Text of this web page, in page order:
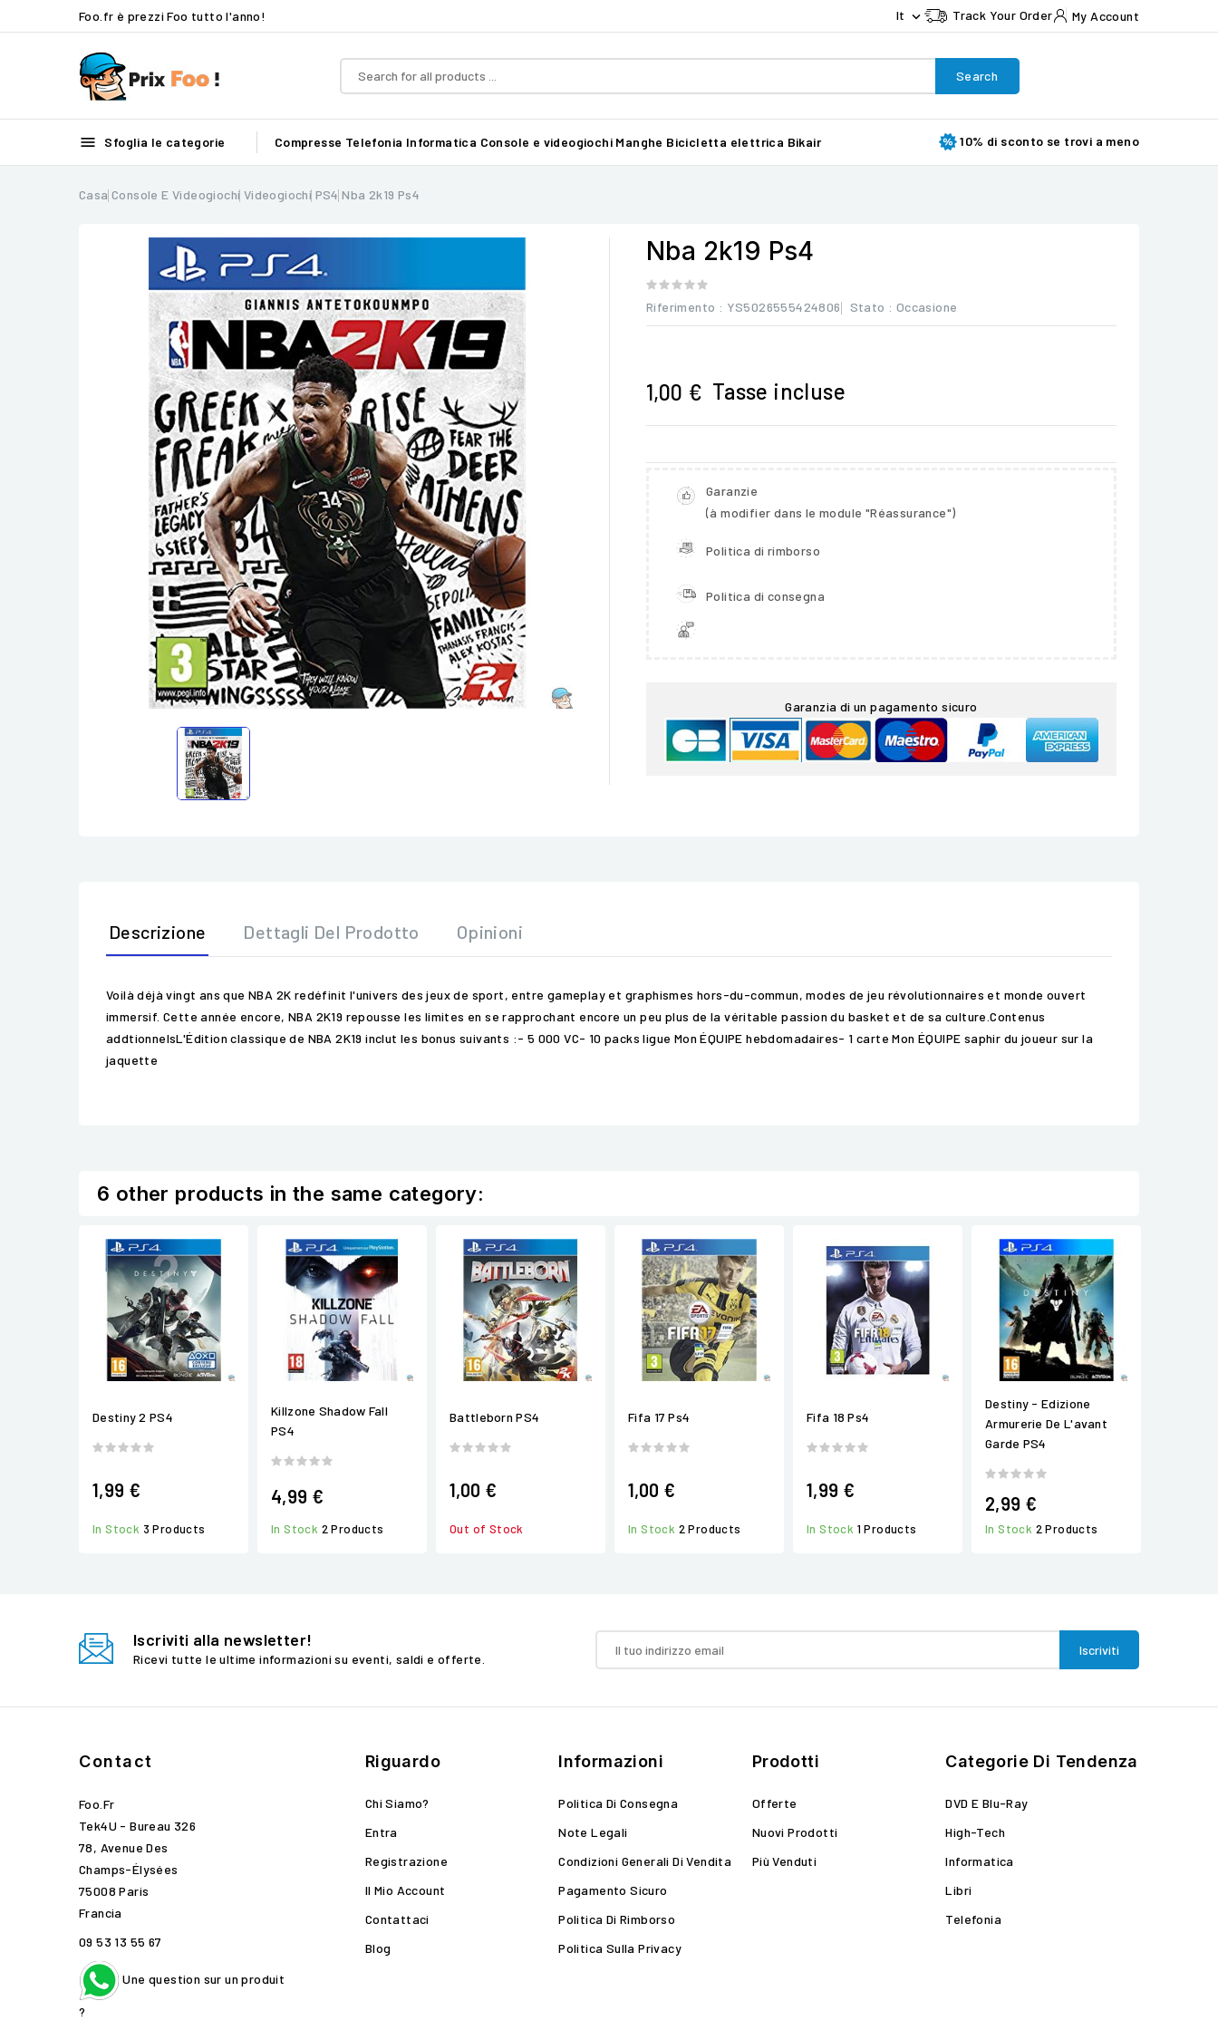
Foo.fr è prezzi Foo tutto l'anno! It  Track Your Order My Account
Search
 Sfoglia le categorie Compresse Telefonia Informatica Console e videogiochi Manghe Bicicletta elettrica Bikair 10% di sconto se trovi a meno
Casa Console E Videogiochi Videogiochi PS4 Nba 2k19 Ps4

Nba 2k19 Ps4
Riferimento : YS5026555424806 Stato : Occasione
1,00 € Tasse incluse
Garanzie
(à modifier dans le module "Réassurance")
Politica di rimborso
Politica di consegna
Garanzia di un pagamento sicuro
Descrizione Dettagli Del Prodotto Opinioni
Voilà déjà vingt ans que NBA 2K redéfinit l'univers des jeux de sport, entre gameplay et graphismes hors-du-commun, modes de jeu révolutionnaires et monde ouvert
immersif. Cette année encore, NBA 2K19 repousse les limites en se rapprochant encore un peu plus de la véritable passion du basket et de sa culture.Contenus
addtionnelsL'Édition classique de NBA 2K19 inclut les bonus suivants :- 5 000 VC- 10 packs ligue Mon ÉQUIPE hebdomadaires- 1 carte Mon ÉQUIPE saphir du joueur sur la
jaquette
6 other products in the same category:
Destiny 2 PS4
1,99 €
In Stock 3 Products
Killzone Shadow Fall
PS4
4,99 €
In Stock 2 Products
Battleborn PS4
1,00 €
Out of Stock
Fifa 17 Ps4
1,00 €
In Stock 2 Products
Fifa 18 Ps4
1,99 €
In Stock 1 Products
Destiny - Edizione
Armurerie De L'avant
Garde PS4
2,99 €
In Stock 2 Products
Iscriviti alla newsletter!
Ricevi tutte le ultime informazioni su eventi, saldi e offerte.
Contact
Foo.fr
Tek4U - Bureau 326
78, Avenue Des
Champs-Élysées
75008 Paris
Francia
09 53 13 55 67
Une question sur un produit
?
Riguardo
Chi Siamo?
Entra
Registrazione
Il Mio Account
Contattaci
Blog
Informazioni
Politica Di Consegna
Note Legali
Condizioni Generali Di Vendita
Pagamento Sicuro
Politica Di Rimborso
Politica Sulla Privacy
Prodotti
Offerte
Nuovi Prodotti
Più Venduti
Categorie Di Tendenza
DVD E Blu-Ray
High-Tech
Informatica
Libri
Telefonia